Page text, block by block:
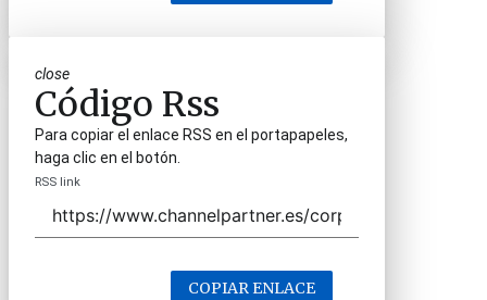
close
Código Rss
Para copiar el enlace RSS en el portapapeles,
haga clic en el botón.
RSS link
COPIAR ENLACE